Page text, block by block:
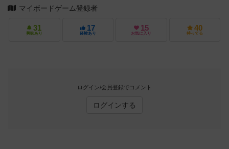
マイボードゲーム登録者
31
興味あり
17
経験あり
15
お気に入り
40
持ってる
ログイン/会員登録でコメント
ログインする